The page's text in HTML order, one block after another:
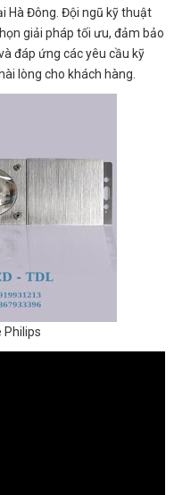
Hà Đông. Đội ngũ kỹ thuật
giải pháp tối ưu, đảm bảo
đáp ứng các yêu cầu kỹ
lòng cho khách hàng.
Philips